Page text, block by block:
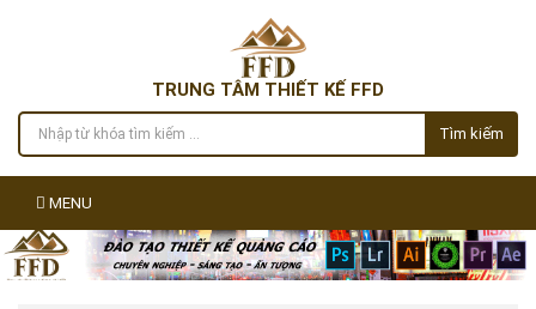
TRUNG TÂM THIẾT KẾ FFD
Tìm kiếm
MENU